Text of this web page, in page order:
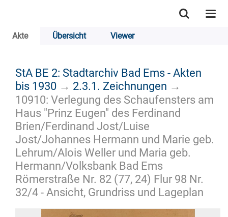
Akte Übersicht Viewer
StA BE 2: Stadtarchiv Bad Ems - Akten
bis 1930 → 2.3.1. Zeichnungen →
10910: Verlegung des Schaufensters am
Haus "Prinz Eugen" des Ferdinand
Brien/Ferdinand Jost/Luise
Jost/Johannes Hermann und Marie geb.
Lehrum/Alois Weller und Maria geb.
Hermann/Volksbank Bad Ems
Römerstraße Nr. 82 (77, 24) Flur 98 Nr.
32/4 - Ansicht, Grundriss und Lageplan